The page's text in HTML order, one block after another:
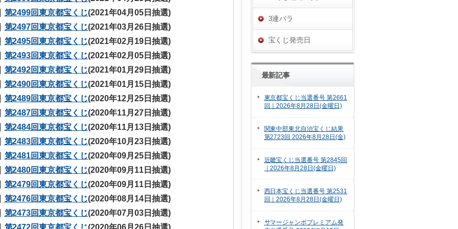
第2499回東京都宝くじ(2021年04月05日抽選)
第2497回東京都宝くじ(2021年03月26日抽選)
第2495回東京都宝くじ(2021年02月19日抽選)
第2493回東京都宝くじ(2021年02月05日抽選)
第2492回東京都宝くじ(2021年01月29日抽選)
第2490回東京都宝くじ(2021年01月15日抽選)
第2489回東京都宝くじ(2020年12月25日抽選)
第2487回東京都宝くじ(2020年11月27日抽選)
第2484回東京都宝くじ(2020年11月13日抽選)
第2483回東京都宝くじ(2020年10月23日抽選)
第2481回東京都宝くじ(2020年09月25日抽選)
第2480回東京都宝くじ(2020年09月11日抽選)
第2479回東京都宝くじ(2020年09月11日抽選)
第2476回東京都宝くじ(2020年08月14日抽選)
第2473回東京都宝くじ(2020年07月03日抽選)
第2472回東京都宝くじ(2020年06月26日抽選)
3連バラ
宝くじ発売日
最新記事
東京都宝くじ当選番号 第2661
回｜2026年8月28日(金曜日)
関東中部東北自治宝くじ結果
第2723回 2026年8月28日(金)
近畿宝くじ当選番号 第2845回
｜2026年8月28日(金曜日)
西日本宝くじ当選番号 第2531
回｜2026年8月28日(金曜日)
サマージャンボプレミアム発